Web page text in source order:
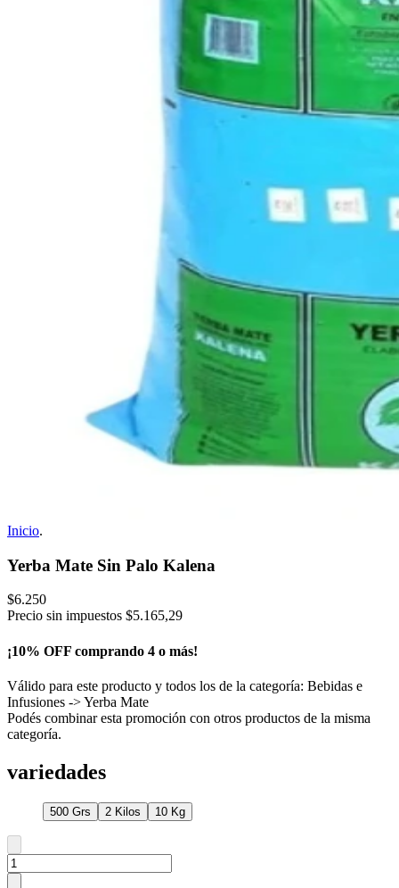
Inicio.
Yerba Mate Sin Palo Kalena
$6.250
Precio sin impuestos $5.165,29
¡10% OFF comprando 4 o más!
Válido para este producto y todos los de la categoría: Bebidas e
Infusiones -> Yerba Mate
Podés combinar esta promoción con otros productos de la misma
categoría.
variedades
500 Grs 2 Kilos 10 Kg